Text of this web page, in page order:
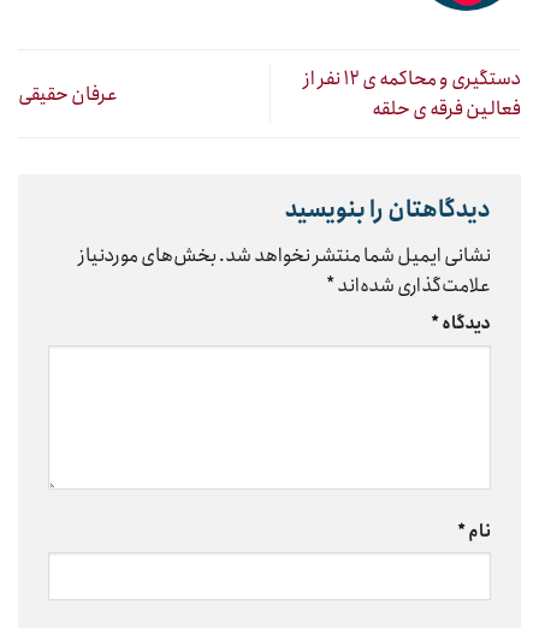
دستگیری و محاکمه ی ۱۲ نفر از
فعالین فرقه ی حلقه
عرفان حقیقی
دیدگاهتان را بنویسید
نشانی ایمیل شما منتشر نخواهد شد.بخش‌های موردنیاز
علامت‌گذاری شده‌اند*
دیدگاه*
نام*